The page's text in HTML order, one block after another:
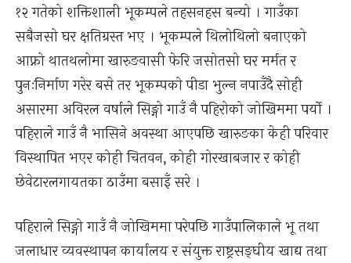
१२ गतेको शक्तिशाली भूकम्पले तहसनहस बन्यो । गाउँका
सबैजसो घर क्षतिग्रस्त भए । भूकम्पले थिलोथिलो बनाएको
आफ्नो थातथलोमा खारुङवासी फेरि जसोतसो घर मर्मत र
पुनःनिर्माण गरेर बसे तर भूकम्पको पीडा भुल्न नपाउँदै सोही
असारमा अविरल वर्षाले सिङ्गो गाउँ नै पहिरोको जोखिममा पर्यो ।
पहिराले गाउँ नै भासिने अवस्था आएपछि खारुङका केही परिवार
विस्थापित भएर कोही चितवन, कोही गोरखाबजार र कोही
छेवेटारलगायतका ठाउँमा बसाइँ सरे ।
पहिराले सिङ्गो गाउँ नै जोखिममा परेपछि गाउँपालिकाले भू तथा
जलाधार व्यवस्थापन कार्यालय र संयुक्त राष्ट्रसङ्घीय खाद्य तथा